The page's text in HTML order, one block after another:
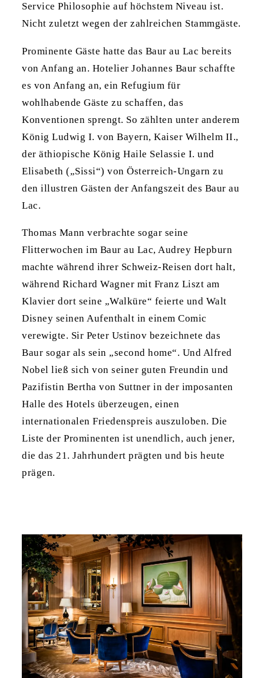
Service Philosophie auf höchstem Niveau ist.
Nicht zuletzt wegen der zahlreichen Stammgäste.
Prominente Gäste hatte das Baur au Lac bereits
von Anfang an. Hotelier Johannes Baur schaffte
es von Anfang an, ein Refugium für
wohlhabende Gäste zu schaffen, das
Konventionen sprengt. So zählten unter anderem
König Ludwig I. von Bayern, Kaiser Wilhelm II.,
der äthiopische König Haile Selassie I. und
Elisabeth („Sissi“) von Österreich-Ungarn zu
den illustren Gästen der Anfangszeit des Baur au
Lac.
Thomas Mann verbrachte sogar seine
Flitterwochen im Baur au Lac, Audrey Hepburn
machte während ihrer Schweiz-Reisen dort halt,
während Richard Wagner mit Franz Liszt am
Klavier dort seine „Walküre“ feierte und Walt
Disney seinen Aufenthalt in einem Comic
verewigte. Sir Peter Ustinov bezeichnete das
Baur sogar als sein „second home“. Und Alfred
Nobel ließ sich von seiner guten Freundin und
Pazifistin Bertha von Suttner in der imposanten
Halle des Hotels überzeugen, einen
internationalen Friedenspreis auszuloben. Die
Liste der Prominenten ist unendlich, auch jener,
die das 21. Jahrhundert prägten und bis heute
prägen.